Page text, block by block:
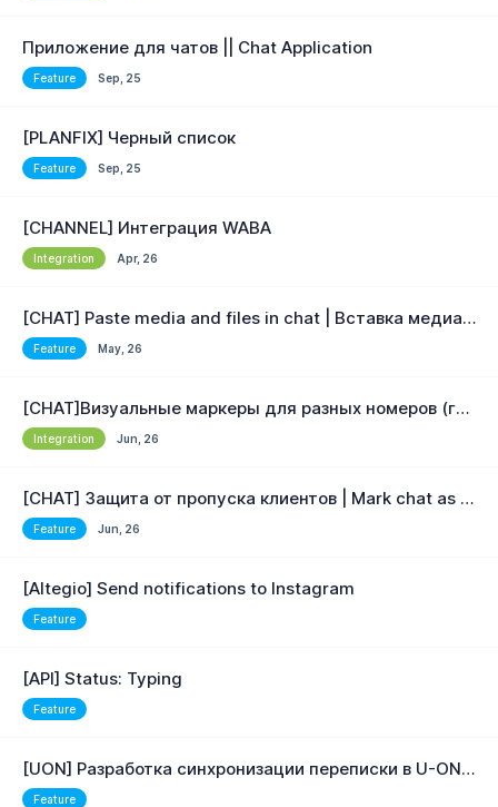
Приложение для чатов || Chat Application
Feature Sep, 25
[PLANFIX] Черный список
Feature Sep, 25
[CHANNEL] Интеграция WABA
Integration Apr, 26
[CHAT] Paste media and files in chat | Вставка медиа и файлов чате
Feature May, 26
[CHAT]Визуальные маркеры для разных номеров (групп)
Integration Jun, 26
[CHAT] Защита от пропуска клиентов | Mark chat as unread
Feature Jun, 26
[Altegio] Send notifications to Instagram
Feature
[API] Status: Typing
Feature
[UON] Разработка синхронизации переписки в U-ON после отключения в Whatsapp
Feature